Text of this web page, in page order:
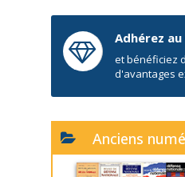
Adhérez au
et bénéficiez
d'avantages
Anciens